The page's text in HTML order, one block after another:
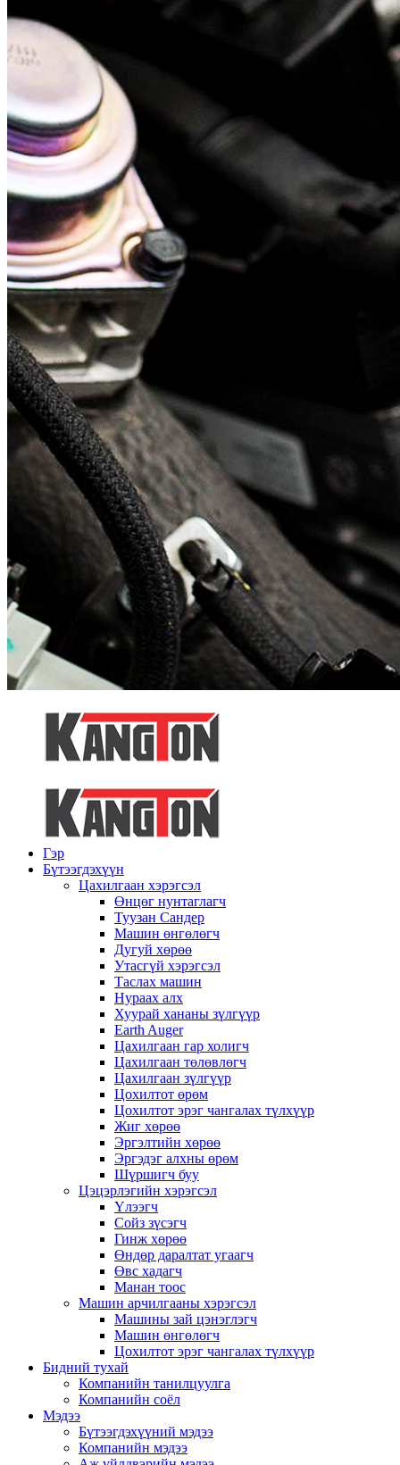
Гэр
Бүтээгдэхүүн
Цахилгаан хэрэгсэл
Өнцөг нунтаглагч
Туузан Сандер
Машин өнгөлөгч
Дугуй хөрөө
Утасгүй хэрэгсэл
Таслах машин
Нураах алх
Хуурай хананы зүлгүүр
Earth Auger
Цахилгаан гар холигч
Цахилгаан төлөвлөгч
Цахилгаан зүлгүүр
Цохилтот өрөм
Цохилтот эрэг чангалах түлхүүр
Жиг хөрөө
Эргэлтийн хөрөө
Эргэдэг алхны өрөм
Шүршигч буу
Цэцэрлэгийн хэрэгсэл
Үлээгч
Сойз зүсэгч
Гинж хөрөө
Өндөр даралтат угаагч
Өвс хадагч
Манан тоос
Машин арчилгааны хэрэгсэл
Машины зай цэнэглэгч
Машин өнгөлөгч
Цохилтот эрэг чангалах түлхүүр
Бидний тухай
Компанийн танилцуулга
Компанийн соёл
Мэдээ
Бүтээгдэхүүний мэдээ
Компанийн мэдээ